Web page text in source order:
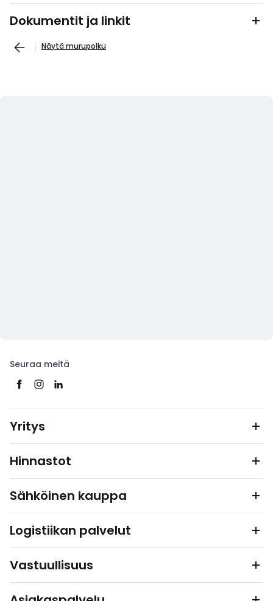
Dokumentit ja linkit
Näytä murupolku
Seuraa meitä
Yritys
Hinnastot
Sähköinen kauppa
Logistiikan palvelut
Vastuullisuus